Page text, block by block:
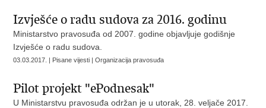
Izvješće o radu sudova za 2016. godinu
Ministarstvo pravosuđa od 2007. godine objavljuje godišnje
Izvješće o radu sudova.
03.03.2017. | Pisane vijesti | Organizacija pravosuđa
Pilot projekt "ePodnesak"
U Ministarstvu pravosuđa održan je u utorak, 28. veljače 2017.